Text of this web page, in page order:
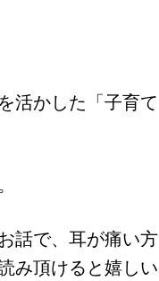
活かした「子育て
話で、耳が痛い方
み頂けると嬉しい